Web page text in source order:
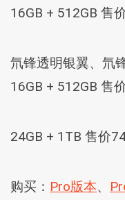
16GB + 512GB 售
氘锋透明银翼、氘
16GB + 512GB 售
24GB + 1TB 售价
购买： Pro版本、